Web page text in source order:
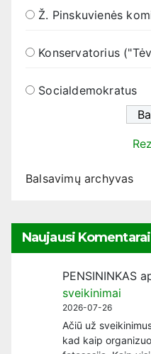
Ž. Pinskuvienės
Konservatorius
Socialdemokratus
Balsavimų archyvas
Naujausi Komentarai
PENSININKAS
sveikinimai
2026-07-26
Ačiū už
kad kaip